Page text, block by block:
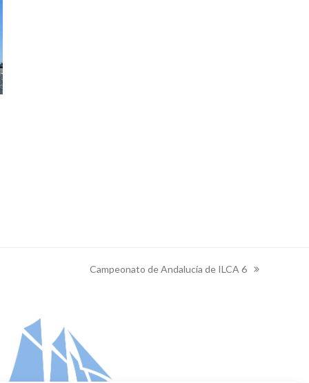
next
Campeonato de Andalucía de ILCA 6